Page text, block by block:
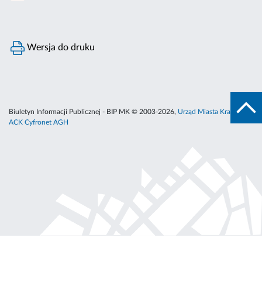
Wersja do druku
Biuletyn Informacji Publicznej - BIP MK © 2003-2026, Urząd Miasta Krakowa
ACK Cyfronet AGH